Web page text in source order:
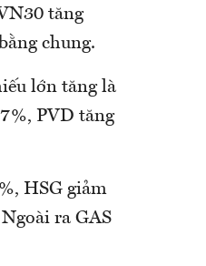
tăng
chung.
lớn tăng là
PVD tăng
HSG giảm
ra GAS